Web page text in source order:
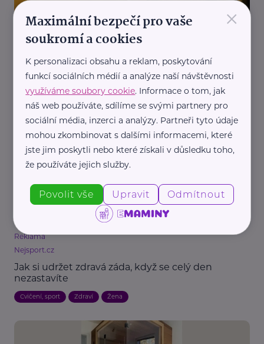
MaVe PR
Jak přežít letní vedra? Sedm tipů, které ochrání
vaše srdce i zdraví
Aktuálně Bezpečnost Zdraví
Reklama
Nejsport.cz
Jak si udržet zdravá záda, když se celý den
nezastavíte
Cvičení, sport Zdraví Žena
×
Maximální bezpečí pro vaše
soukromí a cookies
K personalizaci obsahu a reklam, poskytování
funkcí sociálních médií a analýze naší návštěvnosti
využíváme soubory cookie. Informace o tom, jak
náš web používáte, sdílíme se svými partnery pro
sociální média, inzerci a analýzy. Partneři tyto údaje
mohou zkombinovat s dalšími informacemi, které
jste jim poskytli nebo které získali v důsledku toho,
že používáte jejich služby.
Povolit vše Upravit Odmítnout